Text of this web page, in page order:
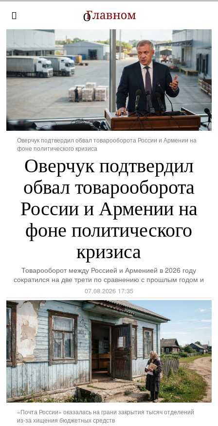
Оверчук подтвердил обвал товарооборота России и Армении на
фоне политического кризиса
Оверчук подтвердил
обвал товарооборота
России и Армении на
фоне политического
кризиса
Товарооборот между Россией и Арменией в 2026 году
сократился на две трети по сравнению с прошлым годом и
07.08.2026 17:35
«Почта России» оказалась на грани закрытия тысяч отделений
из-за хищения бюджетных средств